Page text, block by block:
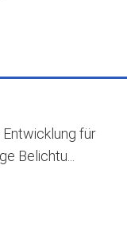
Entwicklung für
Belichtu...